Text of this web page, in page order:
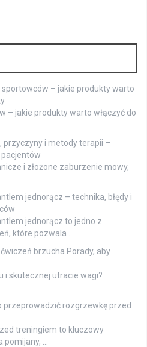
– jakie produkty warto
– jakie produkty warto włączyć do
przyczyny i metody terapii –
i złożone zaburzenie mowy,
jednorącz – technika, błędy i
jednorącz to jedno z
które pozwala …
brzucha Porady, aby
i skutecznej utracie wagi?
przeprowadzić rozgrzewkę przed
treningiem to kluczowy
…